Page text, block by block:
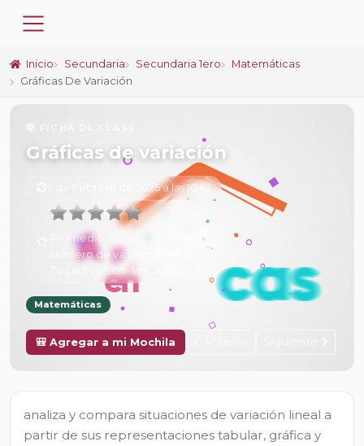
Inicio Secundaria Secundaria 1ero
Matemáticas
Gráficas De Variación
Gráficas de variación
6 de Febrero de 2025 a las 16:42
Promedio:
Número de valoraciones:
Tu calificación:Sin calificar
Matemáticas
🎒 Agregar a mi Mochila
analiza y compara situaciones de variación lineal a
partir de sus representaciones tabular, gráfica y